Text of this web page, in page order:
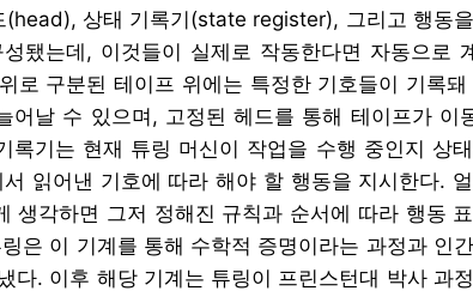
상태 기록기(state register), 그리고 행동
됐는데, 이것들이 실제로 작동한다면 자동으로
로 구분된 테이프 위에는 특정한 기호들이 기록돼
어날 수 있으며, 고정된 헤드를 통해 테이프가 이
록기는 현재 튜링 머신이 작업을 수행 중인지 상
읽어낸 기호에 따라 해야 할 행동을 지시한다.
생각하면 그저 정해진 규칙과 순서에 따라 행동
은 이 기계를 통해 수학적 증명이라는 과정과 인
다. 이후 해당 기계는 튜링이 프린스턴대 박사 과